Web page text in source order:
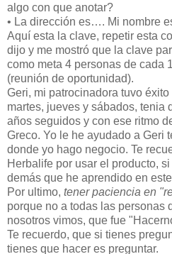
algo con que anotar?
• La dirección es…. Mi nombre
Aquí esta la clave, repetir esta
dijo y me mostró que la clave
como meta 4 personas de cada
(reunión de oportunidad).
Geri, mi patrocinadora tuvo
martes, jueves y sábados, tenia
años seguidos y con ese ritmo
Greco. Yo le he ayudado a Geri
donde yo hago negocio. Te
Herbalife por usar el producto,
demás que he aprendido en
Por ultimo, tener paciencia en
porque no a todas las personas
nosotros vimos, que fue
Te recuerdo, que si tienes
tienes que hacer es preguntar.